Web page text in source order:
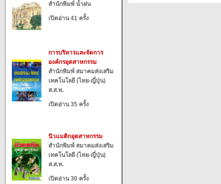
สำนักพิมพ์ น้ำฝน
เปิดอ่าน 41 ครั้ง
การบริหารและจัดการ
องค์กรอุตสาหกรรม
สำนักพิมพ์ สมาคมส่งเสริม
เทคโนโลยี (ไทย-ญี่ปุ่น)
ส.ส.ท.
เปิดอ่าน 35 ครั้ง
นิวแมติกอุตสาหกรรม
สำนักพิมพ์ สมาคมส่งเสริม
เทคโนโลยี (ไทย-ญี่ปุ่น)
ส.ส.ท.
เปิดอ่าน 30 ครั้ง